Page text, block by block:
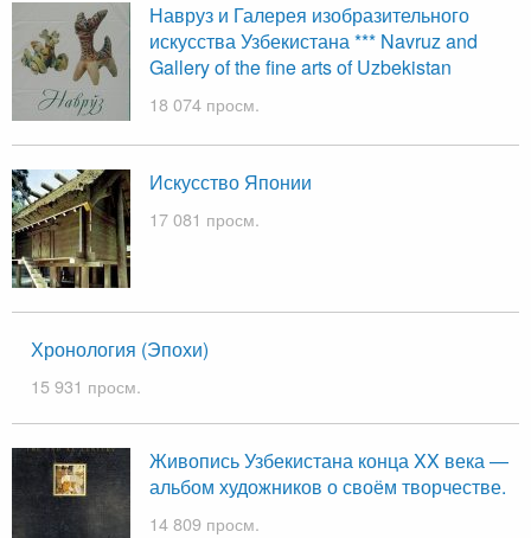
Навруз и Галерея изобразительного
искусства Узбекистана *** Navruz and
Gallery of the fine arts of Uzbekistan
18 074 просм.
Искусство Японии
17 081 просм.
Хронология (Эпохи)
15 931 просм.
Живопись Узбекистана конца XX века —
альбом художников о своём творчестве.
14 809 просм.